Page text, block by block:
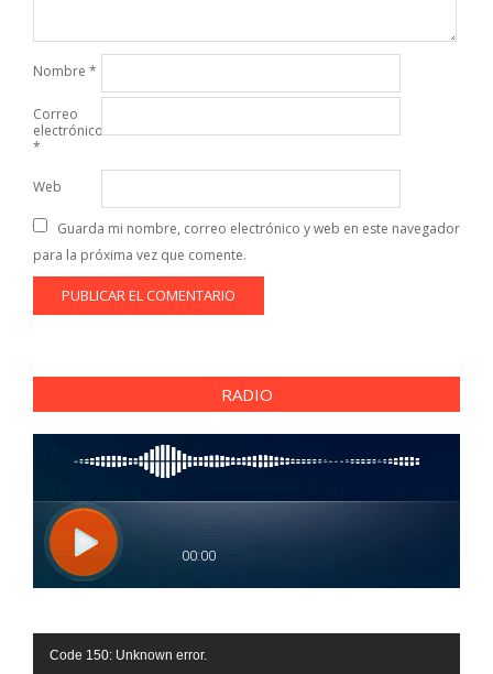
Nombre *
Correo
electrónico
*
Web
Guarda mi nombre, correo electrónico y web en este navegador
para la próxima vez que comente.
RADIO
Reproductor
Code 150: Unknown error.